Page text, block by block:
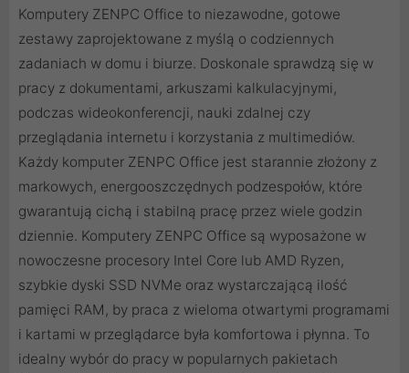
Komputery ZENPC Office to niezawodne, gotowe
zestawy zaprojektowane z myślą o codziennych
zadaniach w domu i biurze. Doskonale sprawdzą się w
pracy z dokumentami, arkuszami kalkulacyjnymi,
podczas wideokonferencji, nauki zdalnej czy
przeglądania internetu i korzystania z multimediów.
Każdy komputer ZENPC Office jest starannie złożony z
markowych, energooszczędnych podzespołów, które
gwarantują cichą i stabilną pracę przez wiele godzin
dziennie. Komputery ZENPC Office są wyposażone w
nowoczesne procesory Intel Core lub AMD Ryzen,
szybkie dyski SSD NVMe oraz wystarczającą ilość
pamięci RAM, by praca z wieloma otwartymi programami
i kartami w przeglądarce była komfortowa i płynna. To
idealny wybór do pracy w popularnych pakietach